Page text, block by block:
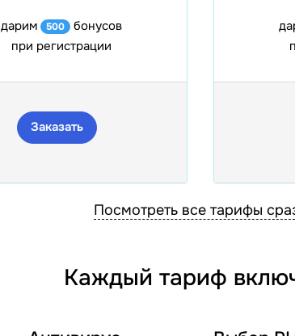
дарим 500
бонусов
при регистрации
Заказать
Посмотреть все тарифы
Каждый тариф